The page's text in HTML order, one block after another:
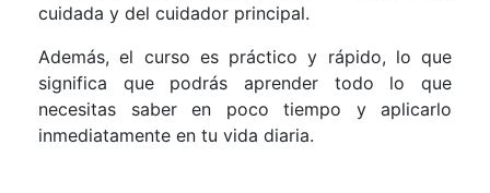
cuidada y del cuidador principal.
Además, el curso es práctico y rápido, lo que
significa que podrás aprender todo lo que
necesitas saber en poco tiempo y aplicarlo
inmediatamente en tu vida diaria.